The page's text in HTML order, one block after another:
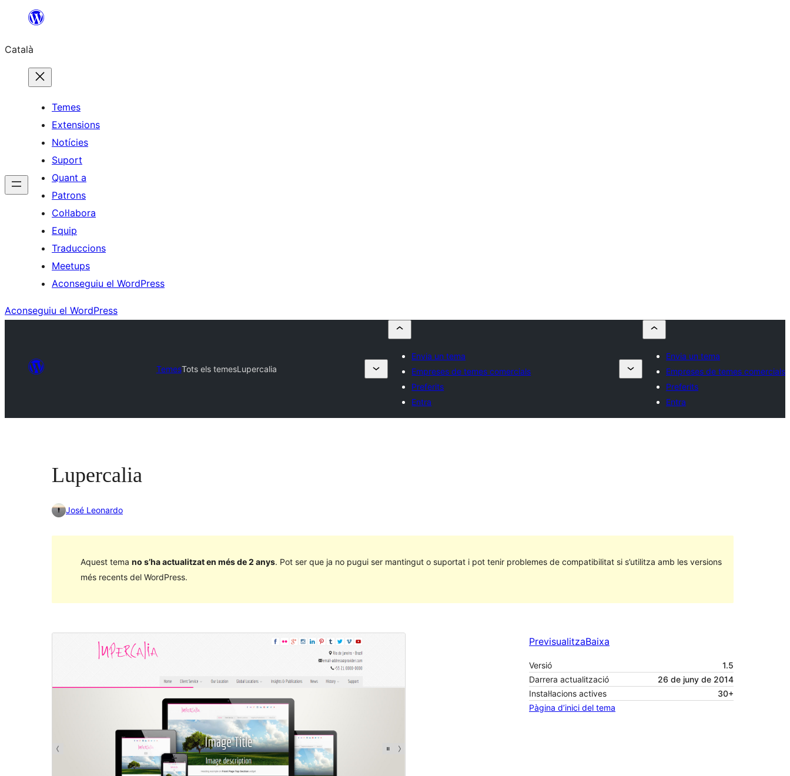
contingut
Català
Temes
Extensions
Notícies
Suport
Quant a
Patrons
Col·labora
Equip
Traduccions
Meetups
Aconseguiu el WordPress
Aconseguiu el WordPress
TemesTots els temesLupercalia
Envia un tema
Empreses de temes comercials
Preferits
Entra
Envia un tema
Empreses de temes comercials
Preferits
Entra
Lupercalia
José Leonardo
Aquest tema no s’ha actualitzat en més de 2 anys. Pot ser que ja no pugui ser mantingut o suportat i pot tenir problemes de compatibilitat si s’utilitza amb les versions
més recents del WordPress.
PrevisualitzaBaixa
Versió
1.5
Darrera actualització
26 de juny de 2014
Instal·lacions actives
30+
Pàgina d’inici del tema